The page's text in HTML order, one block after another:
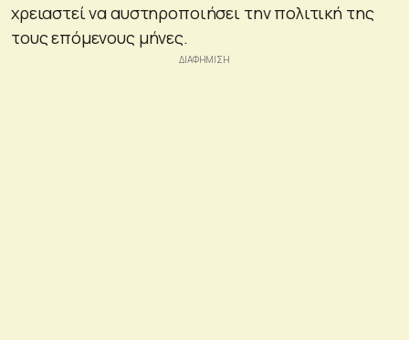
χρειαστεί να αυστηροποιήσει την πολιτική της
τους επόμενους μήνες.